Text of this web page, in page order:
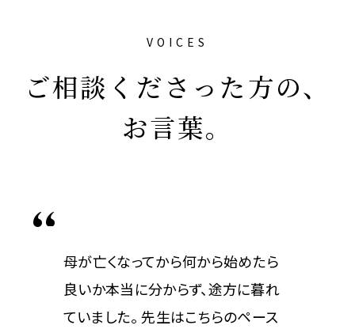
VOICES
ご相談くださった方の、
お言葉。
母が亡くなってから何から始めたら
良いか本当に分からず、途方に暮れ
ていました。 先生はこちらのペース